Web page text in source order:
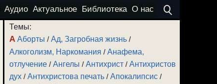
Аудио Актуальное Библиотека О нас
Темы:
А Аборты /Ад, Загробная жизнь /
Алкоголизм, Наркомания /Анафема,
отлучение /Ангелы /Антихрист /Антихристов
дух /Антихристова печать /Апокалипсис /